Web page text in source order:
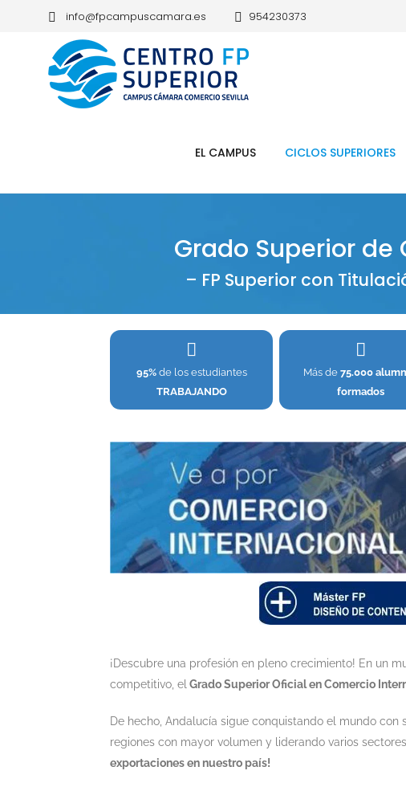
info@fpcampuscamara.es 954230373
EL CAMPUS CICLOS SUPERIORES
Grado Superior
– FP Superior con
95%de los estudiantes
TRABAJANDO
Más de 75.000
formados
¡Descubre una profesión en pleno crecimiento! En un
competitivo, elGrado Superior Oficial en Comercio
De hecho, Andalucía sigue conquistando el mundo
regiones con mayor volumen y liderando varios
exportaciones en nuestro país!